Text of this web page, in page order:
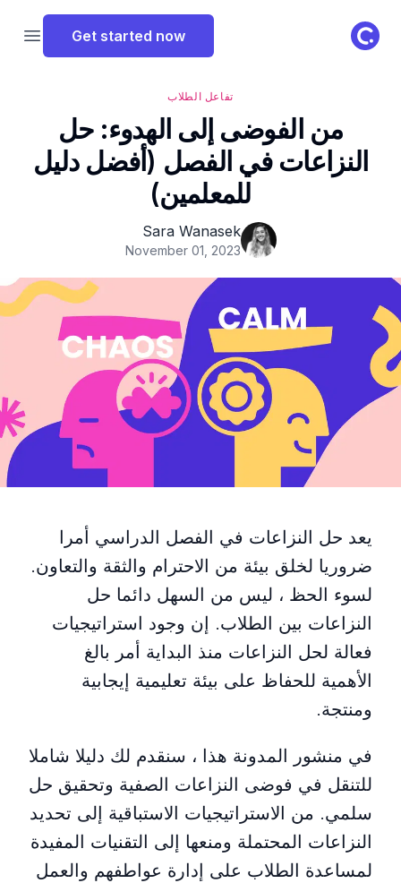
ClassPoint Logo
Get started now
تفاعل الطلاب
من الفوضى إلى الهدوء: حل
النزاعات في الفصل (أفضل دليل
للمعلمين)
Sara Wanasek
November 01, 2023
يعد حل النزاعات في الفصل الدراسي أمرا
ضروريا لخلق بيئة من الاحترام والثقة والتعاون.
لسوء الحظ ، ليس من السهل دائما حل
النزاعات بين الطلاب. إن وجود استراتيجيات
فعالة لحل النزاعات منذ البداية أمر بالغ
الأهمية للحفاظ على بيئة تعليمية إيجابية
ومنتجة.
في منشور المدونة هذا ، سنقدم لك دليلا شاملا
للتنقل في فوضى النزاعات الصفية وتحقيق حل
سلمي. من الاستراتيجيات الاستباقية إلى تحديد
النزاعات المحتملة ومنعها إلى التقنيات المفيدة
لمساعدة الطلاب على إدارة عواطفهم والعمل